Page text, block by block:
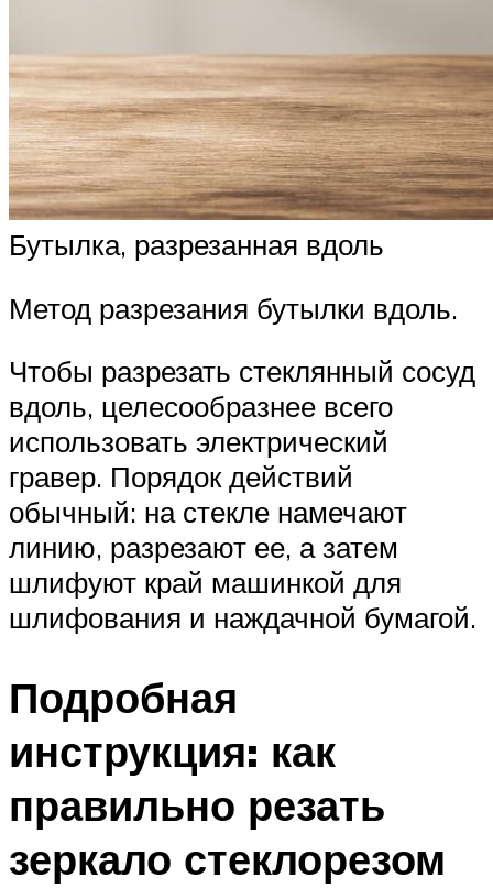
Бутылка, разрезанная вдоль
Метод разрезания бутылки вдоль.
Чтобы разрезать стеклянный сосуд
вдоль, целесообразнее всего
использовать электрический
гравер. Порядок действий
обычный: на стекле намечают
линию, разрезают ее, а затем
шлифуют край машинкой для
шлифования и наждачной бумагой.
Подробная
инструкция: как
правильно резать
зеркало стеклорезом